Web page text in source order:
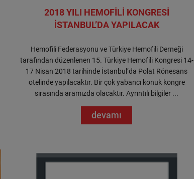
2018 YILI HEMOFİLİ KONGRESİ
İSTANBUL’DA YAPILACAK
Hemofili Federasyonu ve Türkiye Hemofili Derneği
tarafından düzenlenen 15. Türkiye Hemofili Kongresi 14-
17 Nisan 2018 tarihinde İstanbul’da Polat Rönesans
otelinde yapılacaktır. Bir çok yabancı konuk kongre
sırasında aramızda olacaktır. Ayrıntılı bilgiler ...
devamı